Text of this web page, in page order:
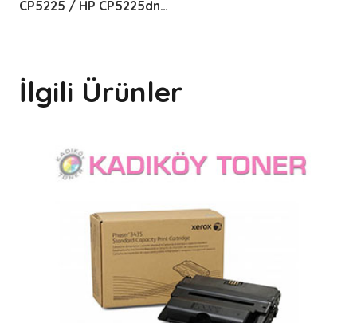
CP5225 / HP CP5225dn…
İlgili Ürünler